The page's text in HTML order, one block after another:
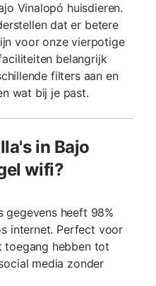
Vinalopó huisdieren.
dat er betere
voor onze vierpotige
belangrijk
filters aan en
wat bij je past.
in Bajo
wifi?
gegevens heeft 98%
internet. Perfect voor
toegang hebben tot
media zonder